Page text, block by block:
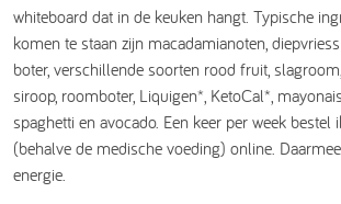
whiteboard dat in de keuken hangt. Typische
komen te staan zijn macadamianoten,
boter, verschillende soorten rood fruit,
siroop, roomboter, Liquigen*, KetoCal*,
spaghetti en avocado. Een keer per week bestel
(behalve de medische voeding) online.
energie.